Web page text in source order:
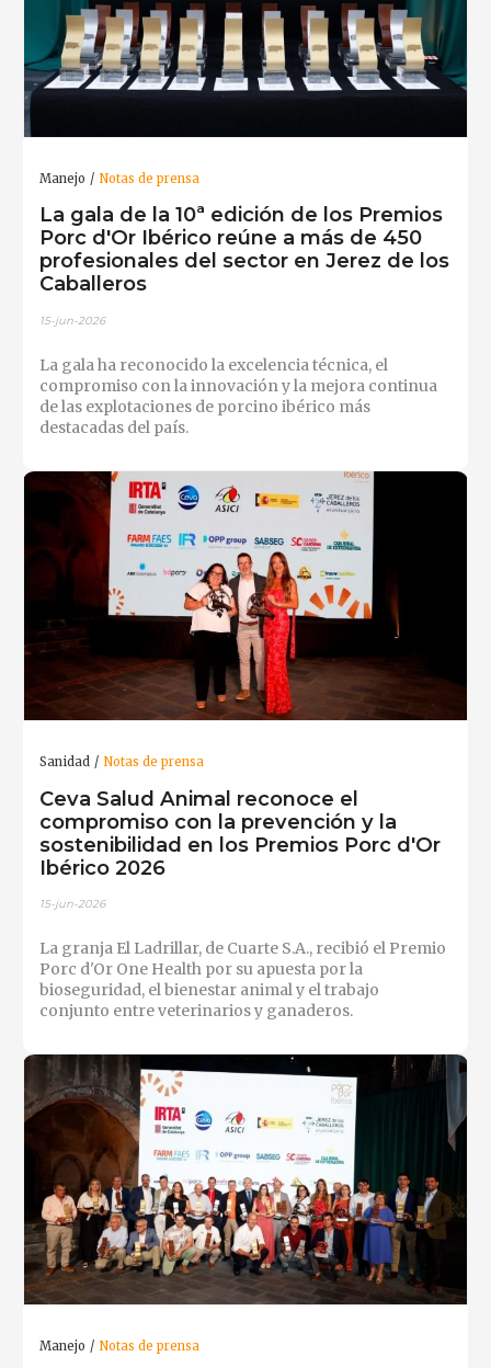
Manejo Notas de prensa
La gala de la 10ª edición de los Premios
Porc d'Or Ibérico reúne a más de 450
profesionales del sector en Jerez de los
Caballeros
15-jun-2026
La gala ha reconocido la excelencia técnica, el
compromiso con la innovación y la mejora continua
de las explotaciones de porcino ibérico más
destacadas del país.
Sanidad Notas de prensa
Ceva Salud Animal reconoce el
compromiso con la prevención y la
sostenibilidad en los Premios Porc d'Or
Ibérico 2026
15-jun-2026
La granja El Ladrillar, de Cuarte S.A., recibió el Premio
Porc d'Or One Health por su apuesta por la
bioseguridad, el bienestar animal y el trabajo
conjunto entre veterinarios y ganaderos.
Manejo Notas de prensa